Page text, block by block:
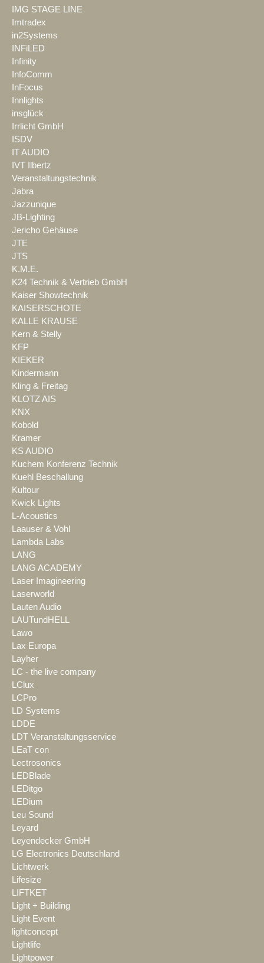
IMG STAGE LINE
Imtradex
in2Systems
INFiLED
Infinity
InfoComm
InFocus
Innlights
insglück
Irrlicht GmbH
ISDV
IT AUDIO
IVT Ilbertz
Veranstaltungstechnik
Jabra
Jazzunique
JB-Lighting
Jericho Gehäuse
JTE
JTS
K.M.E.
K24 Technik & Vertrieb GmbH
Kaiser Showtechnik
KAISERSCHOTE
KALLE KRAUSE
Kern & Stelly
KFP
KIEKER
Kindermann
Kling & Freitag
KLOTZ AIS
KNX
Kobold
Kramer
KS AUDIO
Kuchem Konferenz Technik
Kuehl Beschallung
Kultour
Kwick Lights
L-Acoustics
Laauser & Vohl
Lambda Labs
LANG
LANG ACADEMY
Laser Imagineering
Laserworld
Lauten Audio
LAUTundHELL
Lawo
Lax Europa
Layher
LC - the live company
LClux
LCPro
LD Systems
LDDE
LDT Veranstaltungsservice
LEaT con
Lectrosonics
LEDBlade
LEDitgo
LEDium
Leu Sound
Leyard
Leyendecker GmbH
LG Electronics Deutschland
Lichtwerk
Lifesize
LIFTKET
Light + Building
Light Event
lightconcept
Lightlife
Lightpower